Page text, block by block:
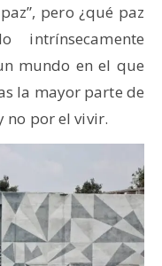
pero ¿qué paz
mundo en el que
la mayor parte de
no por el vivir.